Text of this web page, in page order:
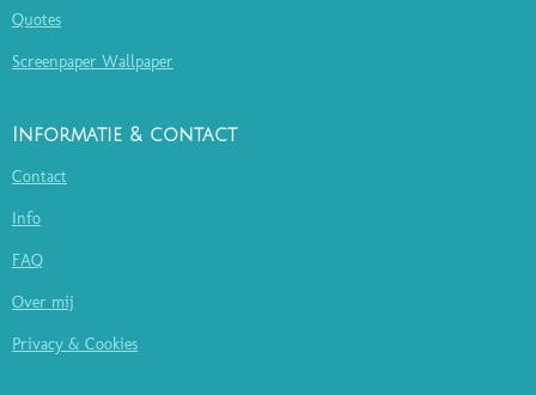
Quotes
Screenpaper Wallpaper
Informatie & contact
Contact
Info
FAQ
Over mij
Privacy & Cookies